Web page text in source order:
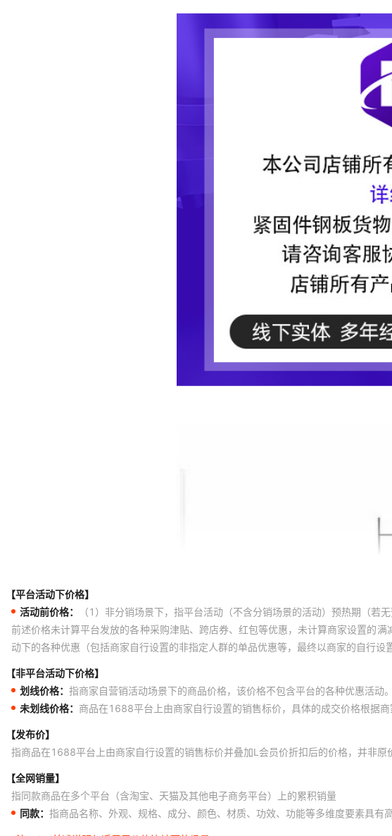
【平台活动下价格】
活动前价格：
（1）非分销场景下，指平台活动（不含分销场景的活动）预热期（
前述价格未计算平台发放的各种采购津贴、跨店券、红包等优惠，未计算商家设置的
动下的各种优惠（包括商家自行设置的非指定人群的单品优惠等，最终以商家的自行
【非平台活动下价格】
划线价格： 指商家自营销活动场景下的商品价格，该价格不包含平台的各种优惠活动
未划线价格： 商品在1688平台上由商家自行设置的销售标价，具体的成交价格根据
【发布价】
指商品在1688平台上由商家自行设置的销售标价并叠加L会员价折扣后的价格，并非原
【全网销量】
指同款商品在多个平台（含淘宝、天猫及其他电子商务平台）上的累积销量
同款： 指商品名称、外观、规格、成分、颜色、材质、功效、功能等多维度要素具有